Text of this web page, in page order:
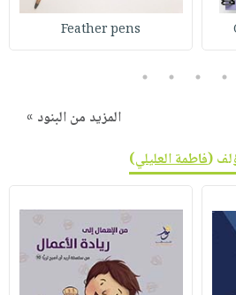
Feather pens
2
3
4
5
المزيد من البنود »
(فاطمة العليلي)